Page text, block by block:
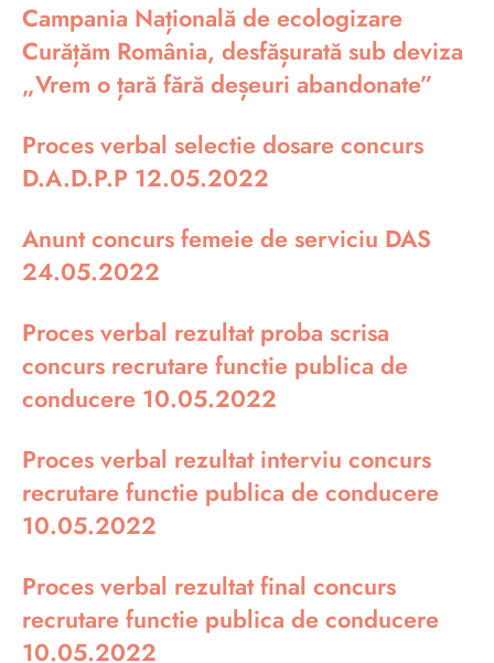
Campania Națională de ecologizare
Curățăm România, desfășurată sub deviza
„Vrem o țară fără deșeuri abandonate”
Proces verbal selectie dosare concurs
D.A.D.P.P 12.05.2022
Anunt concurs femeie de serviciu DAS
24.05.2022
Proces verbal rezultat proba scrisa
concurs recrutare functie publica de
conducere 10.05.2022
Proces verbal rezultat interviu concurs
recrutare functie publica de conducere
10.05.2022
Proces verbal rezultat final concurs
recrutare functie publica de conducere
10.05.2022